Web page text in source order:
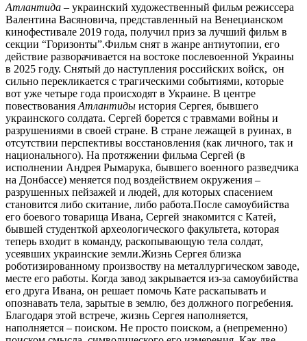
Атлантида – украинский художественный фильм режиссера
Валентина Васяновича, представленный на Венецианском
кинофестивале 2019 года, получил приз за лучший фильм в
секции “Горизонты”.Фильм снят в жанре антиутопии, его
действие разворачивается на востоке послевоенной Украины
в 2025 году. Снятый до наступления российских войск, он
сильно перекликается с трагическими событиями, которые
вот уже четыре года происходят в Украине. В центре
повествования Атлантиды история Сергея, бывшего
украинского солдата. Сергей борется с травмами войны и
разрушениями в своей стране. В стране лежащей в руинах, в
отсутствии перспективы восстановления (как личного, так и
национального). На протяжении фильма Сергей (в
исполнении Андрея Рымарука, бывшего военного разведчика
на Донбассе) меняется под воздействием окружения –
разрушенных пейзажей и людей, для которых спасением
становится либо скитание, либо работа.После самоубийства
его боевого товарища Ивана, Сергей знакомится с Катей,
бывшей студенткой археологического факультета, которая
теперь входит в команду, раскопывающую тела солдат,
усеявших украинские земли.Жизнь Сергея близка
роботизированному произвоству на металлургическом заводе,
месте его работы. Когда завод закрывается из-за самоубийства
его друга Ивана, он решает помочь Кате раскапывать и
опознавать тела, зарытые в землю, без должного погребения.
Благодаря этой встрече, жизнь Сергея наполняется,
наполняется – поиском. Не просто поиском, а (непременно)